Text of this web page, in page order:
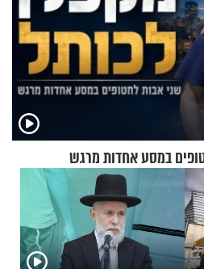
במסע אחדות מרגש